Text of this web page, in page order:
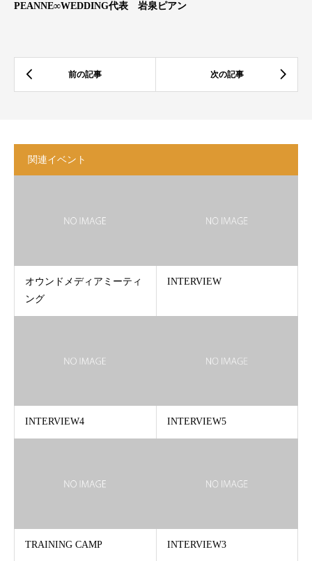
PEANNE∞WEDDING代表 岩泉ピアン
関連イベント
オウンドメディアミーティ
ング
INTERVIEW
INTERVIEW4 INTERVIEW5
TRAINING CAMP INTERVIEW3